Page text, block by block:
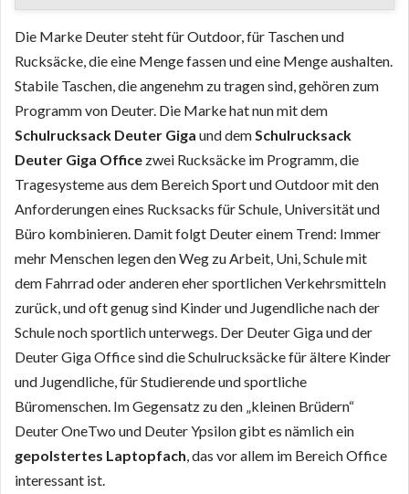
Die Marke Deuter steht für Outdoor, für Taschen und
Rucksäcke, die eine Menge fassen und eine Menge aushalten.
Stabile Taschen, die angenehm zu tragen sind, gehören zum
Programm von Deuter. Die Marke hat nun mit dem
Schulrucksack Deuter Giga und dem Schulrucksack
Deuter Giga Office zwei Rucksäcke im Programm, die
Tragesysteme aus dem Bereich Sport und Outdoor mit den
Anforderungen eines Rucksacks für Schule, Universität und
Büro kombinieren. Damit folgt Deuter einem Trend: Immer
mehr Menschen legen den Weg zu Arbeit, Uni, Schule mit
dem Fahrrad oder anderen eher sportlichen Verkehrsmitteln
zurück, und oft genug sind Kinder und Jugendliche nach der
Schule noch sportlich unterwegs. Der Deuter Giga und der
Deuter Giga Office sind die Schulrucksäcke für ältere Kinder
und Jugendliche, für Studierende und sportliche
Büromenschen. Im Gegensatz zu den „kleinen Brüdern“
Deuter OneTwo und Deuter Ypsilon gibt es nämlich ein
gepolstertes Laptopfach , das vor allem im Bereich Office
interessant ist.